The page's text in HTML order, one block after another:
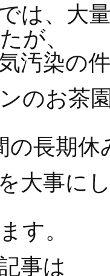
は、大
が、
汚染の
のお茶
の長期
大事に
す。
事は